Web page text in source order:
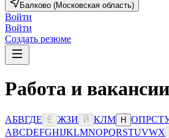
Балково (Московская область)
Войти
Войти
Создать резюме
Работа и
АБВГДЕ Ё ЖЗИ Й КЛМ Н ОПРСТ
ABCDEFGHIJKLMNOPQRSTUVWX